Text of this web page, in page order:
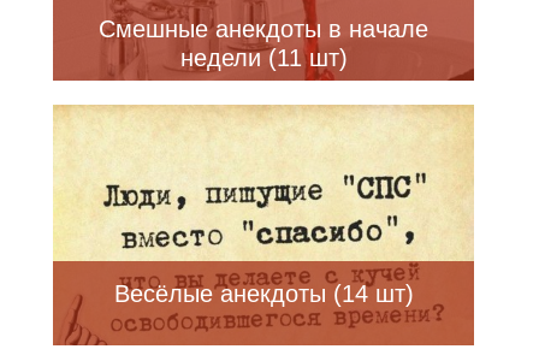
Смешные анекдоты в начале
недели (11 шт)
Весёлые анекдоты (14 шт)